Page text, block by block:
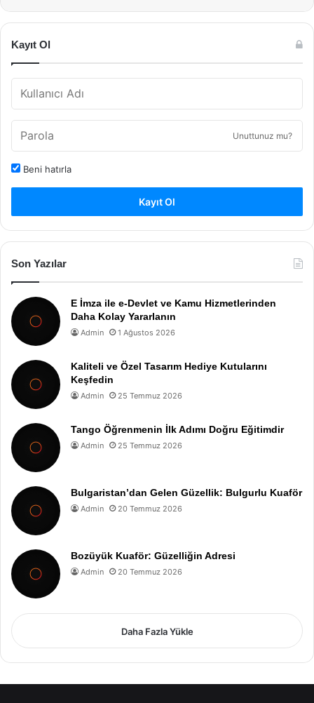
Kayıt Ol
Unuttunuz mu?
Beni hatırla
Kayıt Ol
Son Yazılar
E İmza ile e-Devlet ve Kamu Hizmetlerinden
Daha Kolay Yararlanın
Admin 1 Ağustos 2026
Kaliteli ve Özel Tasarım Hediye Kutularını
Keşfedin
Admin 25 Temmuz 2026
Tango Öğrenmenin İlk Adımı Doğru Eğitimdir
Admin 25 Temmuz 2026
Bulgaristan’dan Gelen Güzellik: Bulgurlu Kuaför
Admin 20 Temmuz 2026
Bozüyük Kuaför: Güzelliğin Adresi
Admin 20 Temmuz 2026
Daha Fazla Yükle